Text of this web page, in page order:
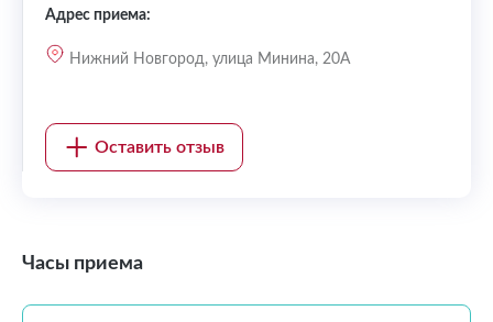
Адрес приема:
Нижний Новгород, улица Минина, 20А
Оставить отзыв
Часы приема